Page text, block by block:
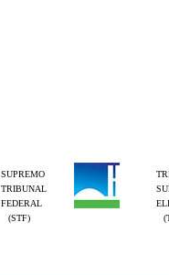
SUPREMO
TRIBUNAL
FEDERAL
(STF)